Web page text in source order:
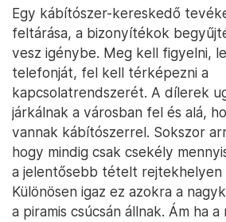
Egy kábítószer-kereskedő
feltárása, a bizonyítékok
vesz igénybe. Meg kell figyelni,
telefonját, fel kell térképezni a
kapcsolatrendszerét. A dílerek
járkálnak a városban fel és alá,
vannak kábítószerrel. Sokszor
hogy mindig csak csekély
a jelentősebb tételt rejtekhelyen
Különösen igaz ez azokra a
a piramis csúcsán állnak. Ám ha